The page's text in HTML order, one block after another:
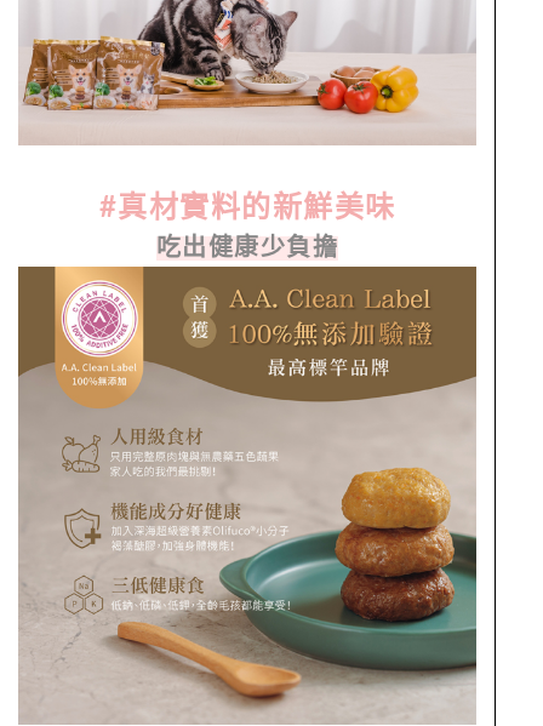
#真材實料的新鮮美味
吃出健康少負擔